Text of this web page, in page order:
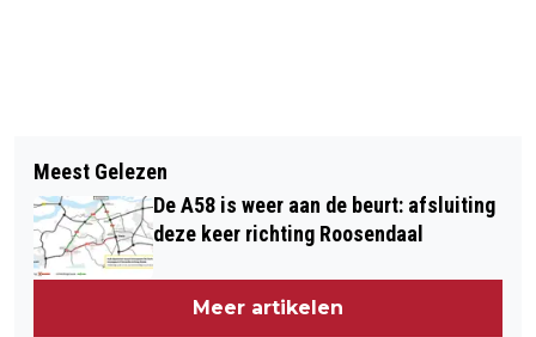
WIELRENNER ZWAARGEWOND BIJ
ONGEVAL OP KRUISING ZIJLWEG
RAAMSDONK
16 JAAR CEL VOOR DODELIJK
ONGELUK A59 BIJ SPRANG-CAPELLE
Meest Gelezen
De A58 is weer aan de beurt: afsluiting
deze keer richting Roosendaal
Meer artikelen